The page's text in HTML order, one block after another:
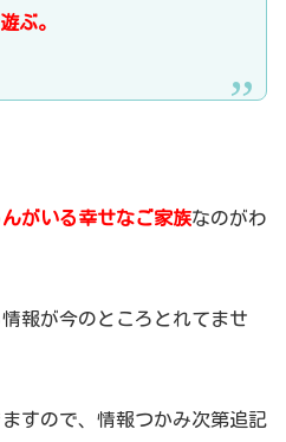
ぶ。
がいる幸せなご家族なのがわ
報が今のところとれてませ
すので、情報つかみ次第追記